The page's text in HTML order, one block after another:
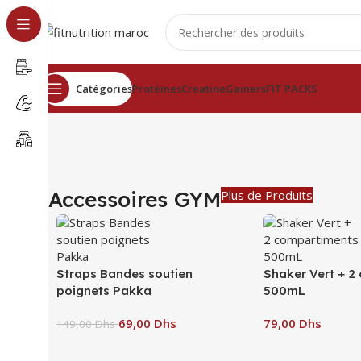
CatégoriesProtèinesCreatineGainersFIT PACKS
Accessoires GYMPlus de Produits
Straps Bandes soutien
poignets Pakka
149,00Dhs69,00 Dhs
Shaker Vert +
500mL
Dhs